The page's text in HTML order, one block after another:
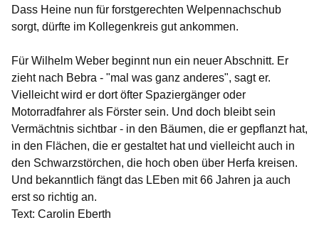
Dass Heine nun für forstgerechten Welpennachschub
sorgt, dürfte im Kollegenkreis gut ankommen.
Für Wilhelm Weber beginnt nun ein neuer Abschnitt. Er
zieht nach Bebra - "mal was ganz anderes", sagt er.
Vielleicht wird er dort öfter Spaziergänger oder
Motorradfahrer als Förster sein. Und doch bleibt sein
Vermächtnis sichtbar - in den Bäumen, die er gepflanzt hat,
in den Flächen, die er gestaltet hat und vielleicht auch in
den Schwarzstörchen, die hoch oben über Herfa kreisen.
Und bekanntlich fängt das LEben mit 66 Jahren ja auch
erst so richtig an.
Text: Carolin Eberth